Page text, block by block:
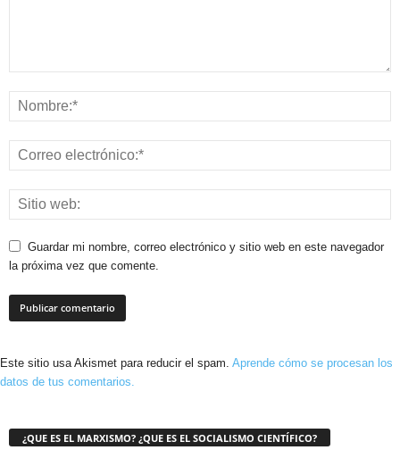
Guardar mi nombre, correo electrónico y sitio web en este navegador
la próxima vez que comente.
Este sitio usa Akismet para reducir el spam. Aprende cómo se procesan los
datos de tus comentarios.
¿QUE ES EL MARXISMO? ¿QUE ES EL SOCIALISMO CIENTÍFICO?